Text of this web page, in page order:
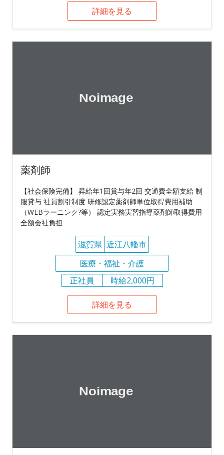
詳細を見る
薬剤師
【社会保険完備】 昇給年1回賞与年2回 交通費全額支給 制
服貸与 社員割引制度 研修認定薬剤師単位取得費用補助
（WEBラーニンク?等） 認定実務実習指導薬剤師取得費用
全額会社負担
滋賀県 近江八幡市
医療・福祉・介護
正社員
時給2,000円
詳細を見る